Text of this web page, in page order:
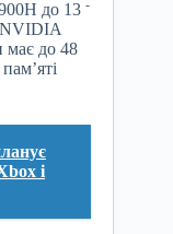
до 13 -
NVIDIA
має до 48
і